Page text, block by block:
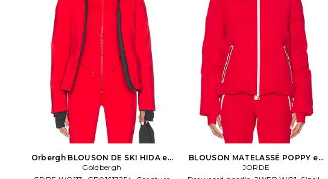
Orbergh BLOUSON DE SKI HIDA en
Rouge
Goldbergh
BLOUSON MATELASSÉ POPPY en
Rouge
JORDE